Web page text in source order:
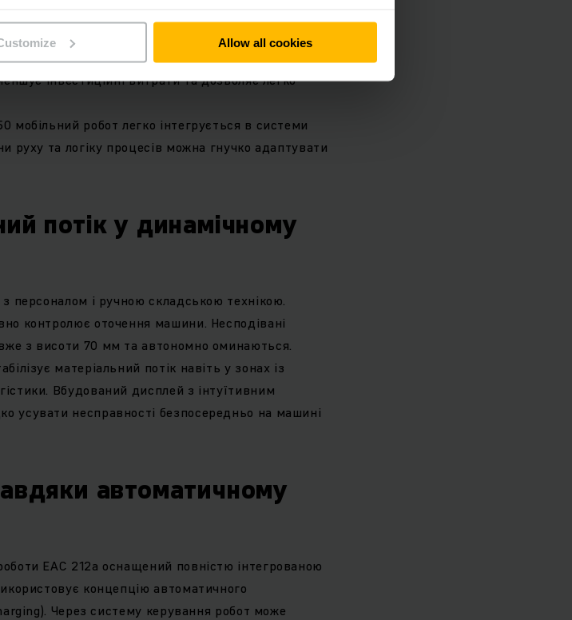
Allow all cookies
автономно пересувається. Встановлення
інфраструктури не потрібні.
інвестиційні витрати та дозволяє легко
мобільний робот легко інтегрується в системи
руху та логіку процесів можна гнучко адаптувати
потік у динамічному
персоналом і ручною складською технікою.
контролює оточення машини. Несподівані
з висоти 70 мм та автономно оминаються.
матеріальний потік навіть у зонах із
Вбудований дисплей з інтуїтивним
усувати несправності безпосередньо на машині
автоматичному
EAC 212a оснащений повністю інтегрованою
концепцію автоматичного
Через систему керування робот може